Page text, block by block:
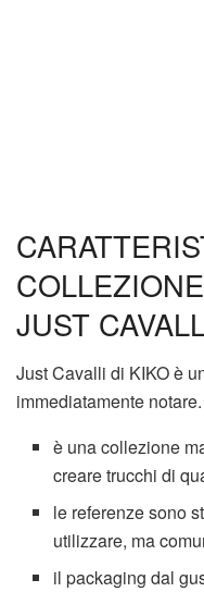
JUST
Just Cavalli di KIKO è
immediatamente
è una collezione
creare trucchi di
le referenze sono
utilizzare, ma
il packaging dal